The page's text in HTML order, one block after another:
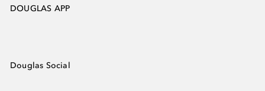
DOUGLAS APP
Douglas Social